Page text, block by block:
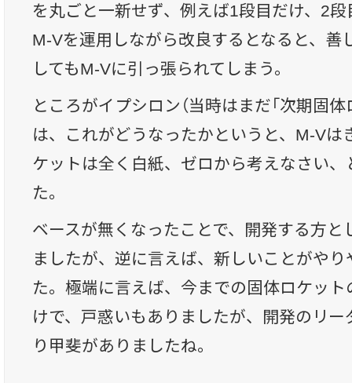
を丸ごと一新せず、例えば1段目だけ、2
M-Vを運用しながら改良するとなると、善
してもM-Vに引っ張られてしまう。
ところがイプシロン（当時はまだ「次期固体
は、これがどうなったかというと、M-Vは
ケットは全く白紙、ゼロから考えなさい
た。
ベースが無くなったことで、開発する方と
ましたが、逆に言えば、新しいことがや
た。極端に言えば、今までの固体ロケッ
けで、戸惑いもありましたが、開発のリ
り甲斐がありましたね。